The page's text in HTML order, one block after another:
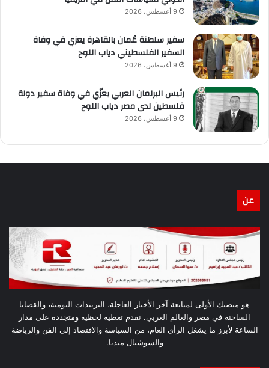
9 أغسطس، 2026
سفير سلطنة عُمان بالقاهرة يعزي في وفاة
السفير الفلسطيني دياب اللوح
9 أغسطس، 2026
رئيس البرلمان العربي يعزّي في وفاة سفير دولة
فلسطين لدى مصر دياب اللوح
9 أغسطس، 2026
عن
هو منصتك الأولى لمتابعة آخر الأخبار العاجلة، التريندات اليومية، والقضايا
الساخنة في مصر والعالم العربي. نقدم تغطية لحظية ومتجددة على مدار
الساعة لأبرز ما يشغل الرأي العام، من السياسة والاقتصاد إلى الفن والرياضة
والسوشيال ميديا.